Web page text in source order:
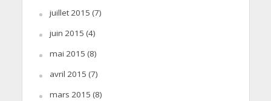
juillet 2015 (7)
juin 2015 (4)
mai 2015 (8)
avril 2015 (7)
mars 2015 (8)